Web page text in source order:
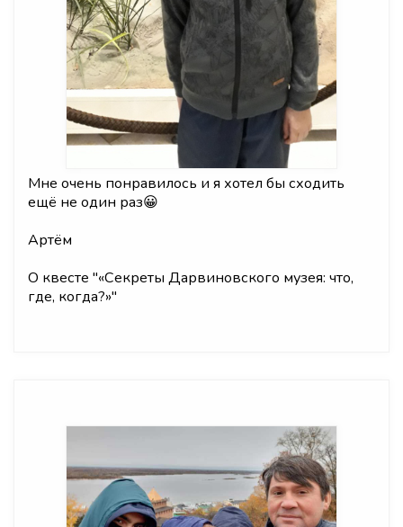
Мне очень понравилось и я хотел бы сходить
ещё не один раз😀
Артём
О квесте "«Секреты Дарвиновского музея: что,
где, когда?»"